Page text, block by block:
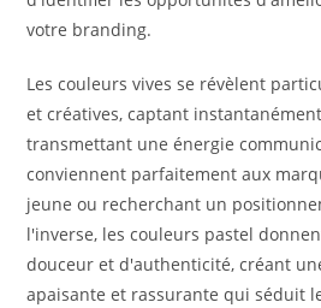
votre branding.
Les couleurs vives se révèlent
et créatives, captant
transmettant une énergie
conviennent parfaitement aux
jeune ou recherchant un
l'inverse, les couleurs pastel
douceur et d'authenticité, créant
apaisante et rassurante qui séduit